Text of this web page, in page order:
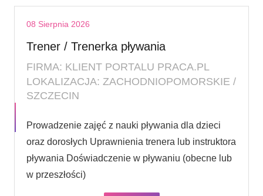
08 Sierpnia 2026
Trener / Trenerka pływania
FIRMA: KLIENT PORTALU PRACA.PL
LOKALIZACJA: ZACHODNIOPOMORSKIE /
SZCZECIN
Prowadzenie zajęć z nauki pływania dla dzieci
oraz dorosłych Uprawnienia trenera lub instruktora
pływania Doświadczenie w pływaniu (obecne lub
w przeszłości)